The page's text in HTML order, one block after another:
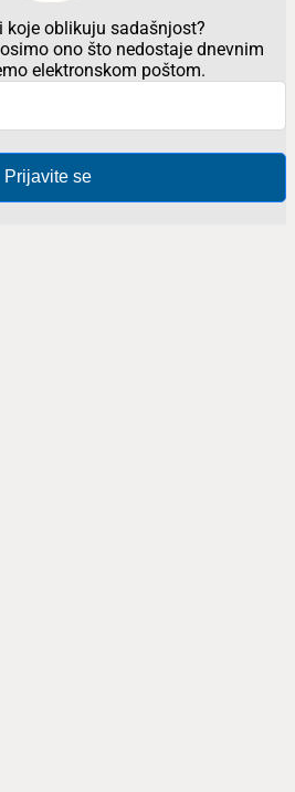
koje oblikuju sadašnjost?
ono što nedostaje dnevnim
elektronskom poštom.
Prijavite se